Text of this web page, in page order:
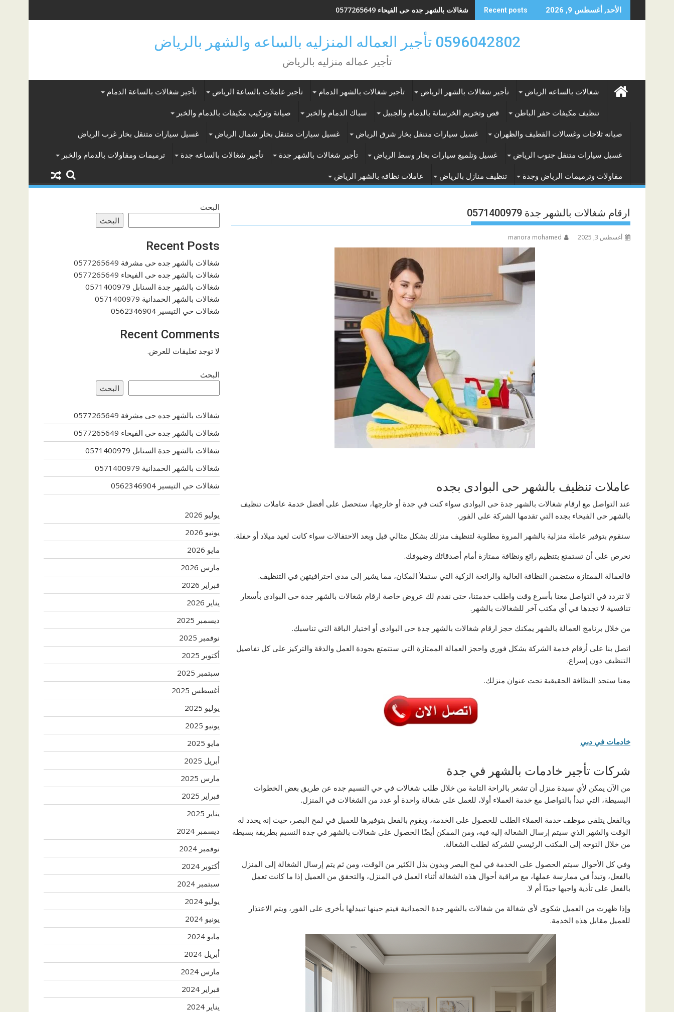
to
الأحد, أغسطس 9, 2026 Recent posts شغالات بالشهر جدة السنابل 0571400979
0596042802 تأجير العماله المنزليه بالساعه والشهر بالرياض
تأجير عماله منزليه بالرياض
شغالات بالساعه الرياض تأجير شغالات بالشهر الرياض تأجير شغالات بالشهر الدمام تأجير عاملات بالساعة الرياض تأجير شغالات بالساعة الدمام
تنظيف مكيفات حفر الباطن قص وتخريم الخرسانة بالدمام والجبيل سباك الدمام والخبر صيانة وتركيب مكيفات بالدمام والخبر
صيانه ثلاجات وغسالات القطيف والظهران غسيل سيارات متنقل بخار شرق الرياض غسيل سيارات متنقل بخار شمال الرياض غسيل سيارات متنقل بخار غرب الرياض
غسيل سيارات متنقل جنوب الرياض غسيل وتلميع سيارات بخار وسط الرياض تأجير شغالات بالشهر جدة تأجير شغالات بالساعه جدة ترميمات ومقاولات بالدمام والخبر
مقاولات وترميمات الرياض وجدة تنظيف منازل بالرياض عاملات نظافه بالشهر الرياض
ارقام شغالات بالشهر جدة 0571400979
أغسطس 3, 2025 manora mohamed
عاملات تنظيف بالشهر حى البوادى بجده
عند التواصل مع ارقام شغالات بالشهر جدة حى البوادى سواء كنت في جدة أو خارجها، ستحصل على أفضل خدمة عاملات تنظيف
بالشهر حى الفيحاء بجده التي تقدمها الشركة على الفور.
سنقوم بتوفير عاملة منزلية بالشهر المروة مطلوبة لتنظيف منزلك بشكل مثالي قبل وبعد الاحتفالات سواء كانت لعيد ميلاد أو حفلة.
نحرص على أن تستمتع بتنظيم رائع ونظافة ممتازة أمام أصدقائك وضيوفك.
فالعمالة الممتازة ستضمن النظافة العالية والرائحة الزكية التي ستملأ المكان، مما يشير إلى مدى احترافيتهن في التنظيف.
لا تتردد في التواصل معنا بأسرع وقت واطلب خدمتنا، حتى نقدم لك عروض خاصة ارقام شغالات بالشهر جدة حى البوادى بأسعار
تنافسية لا تجدها في أي مكتب آخر للشغالات بالشهر.
من خلال برنامج العمالة بالشهر يمكنك حجز ارقام شغالات بالشهر جدة حى البوادى أو اختيار الباقة التي تناسبك.
اتصل بنا على أرقام خدمة الشركة بشكل فوري واحجز العمالة الممتازة التي ستتمتع بجودة العمل والدقة والتركيز على كل تفاصيل
التنظيف دون إسراع.
معنا ستجد النظافة الحقيقية تحت عنوان منزلك.
خادمات في دبي
شركات تأجير خادمات بالشهر في جدة
من الآن يمكن لأي سيدة منزل أن تشعر بالراحة التامة من خلال طلب شغالات في حي النسيم جده عن طريق بعض الخطوات
البسيطة، التي تبدأ بالتواصل مع خدمة العملاء أولا، للعمل على شغالة واحدة أو عدد من الشغالات في المنزل.
وبالفعل يتلقى موظف خدمة العملاء الطلب للحصول على الخدمة، ويقوم بالفعل بتوفيرها للعميل في لمح البصر، حيث إنه يحدد له
الوقت والشهر الذي سيتم إرسال الشغالة إليه فيه، ومن الممكن أيضًا الحصول على شغالات بالشهر في جدة النسيم بطريقة بسيطة
من خلال التوجه إلى المكتب الرئيسي للشركة لطلب الشغالة.
وفي كل الأحوال سيتم الحصول على الخدمة في لمح البصر وبدون بذل الكثير من الوقت، ومن ثم يتم إرسال الشغالة إلى المنزل
بالفعل، وتبدأ في ممارسة عملها، مع مراقبة أحوال هذه الشغالة أثناء العمل في المنزل، والتحقق من العميل إذا ما كانت تعمل
بالفعل على تأدية واجبها جيدًا أم لا.
وإذا ظهرت من العميل شكوى لأي شغالة من شغالات بالشهر جدة الحمدانية فيتم حينها تبيدلها بأخرى على الفور، ويتم الاعتذار
للعميل مقابل هذه الخدمة.
البحث
البحث
Recent Posts
شغالات بالشهر جده حى مشرفة 0577265649
شغالات بالشهر جده حى الفيحاء 0577265649
شغالات بالشهر جدة السنابل 0571400979
شغالات بالشهر الحمدانية 0571400979
شغالات حي التيسير 0562346904
Recent Comments
لا توجد تعليقات للعرض.
البحث
البحث
شغالات بالشهر جده حى مشرفة 0577265649
شغالات بالشهر جده حى الفيحاء 0577265649
شغالات بالشهر جدة السنابل 0571400979
شغالات بالشهر الحمدانية 0571400979
شغالات حي التيسير 0562346904
يوليو 2026
يونيو 2026
مايو 2026
مارس 2026
فبراير 2026
يناير 2026
ديسمبر 2025
نوفمبر 2025
أكتوبر 2025
سبتمبر 2025
أغسطس 2025
يوليو 2025
يونيو 2025
مايو 2025
أبريل 2025
مارس 2025
فبراير 2025
يناير 2025
ديسمبر 2024
نوفمبر 2024
أكتوبر 2024
سبتمبر 2024
يوليو 2024
يونيو 2024
مايو 2024
أبريل 2024
مارس 2024
فبراير 2024
يناير 2024